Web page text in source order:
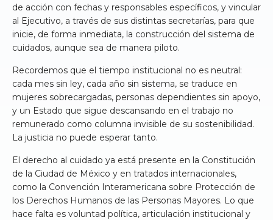
de acción con fechas y responsables específicos, y vincular
al Ejecutivo, a través de sus distintas secretarías, para que
inicie, de forma inmediata, la construcción del sistema de
cuidados, aunque sea de manera piloto.
Recordemos que el tiempo institucional no es neutral:
cada mes sin ley, cada año sin sistema, se traduce en
mujeres sobrecargadas, personas dependientes sin apoyo,
y un Estado que sigue descansando en el trabajo no
remunerado como columna invisible de su sostenibilidad.
La justicia no puede esperar tanto.
El derecho al cuidado ya está presente en la Constitución
de la Ciudad de México y en tratados internacionales,
como la Convención Interamericana sobre Protección de
los Derechos Humanos de las Personas Mayores. Lo que
hace falta es voluntad política, articulación institucional y